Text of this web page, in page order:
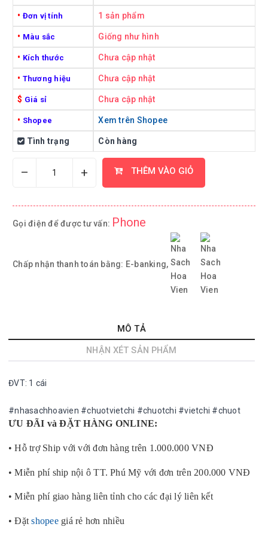
• Đơn vị tính 1 sản phẩm
• Màu sắc Giống như hình
• Kích thước Chưa cập nhật
• Thương hiệu Chưa cập nhật
$ Giá sỉ Chưa cập nhật
• Shopee Xem trên Shopee
Tình trạng Còn hàng
– + THÊM VÀO GIỎ
Gọi điện để được tư vấn: Phone
Chấp nhận thanh toán bằng: E-banking,
MÔ TẢ
NHẬN XÉT SẢN PHẨM
ĐVT: 1 cái
#nhasachhoavien #chuotvietchi #chuotchi #vietchi #chuot
ƯU ĐÃI và ĐẶT HÀNG ONLINE:
• Hỗ trợ Ship với với đơn hàng trên 1.000.000 VNĐ
• Miễn phí ship nội ô TT. Phú Mỹ với đơn trên 200.000 VNĐ
• Miễn phí giao hàng liên tỉnh cho các đại lý liên kết
• Đặtshopeegiá rẻ hơn nhiều